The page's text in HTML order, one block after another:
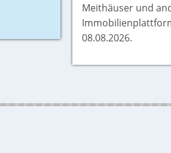
Meithäuser und
08.08.2026.